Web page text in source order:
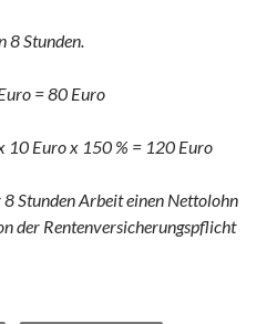
8 Stunden.
= 80 Euro
10 Euro x 150 % = 120 Euro
Stunden Arbeit einen Nettolohn
der Rentenversicherungspflicht